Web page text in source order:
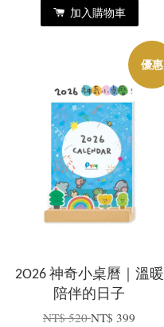
加入購物車
優惠
2O26 神奇小桌曆｜溫暖
陪伴的日子
NT$ 520NT$ 399